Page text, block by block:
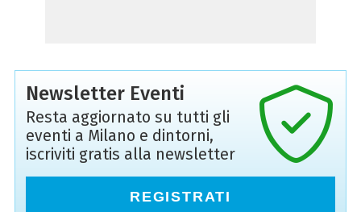
Newsletter Eventi
Resta aggiornato su tutti gli
eventi a Milano e dintorni,
iscriviti gratis alla newsletter
REGISTRATI